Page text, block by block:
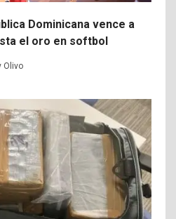
Dominicana vence a
el oro en softbol
Olivo